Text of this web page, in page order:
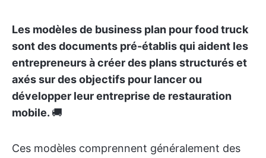
Les modèles de business plan pour food truck
sont des documents pré-établis qui aident les
entrepreneurs à créer des plans structurés et
axés sur des objectifs pour lancer ou
développer leur entreprise de restauration
mobile. 🚚
Ces modèles comprennent généralement des